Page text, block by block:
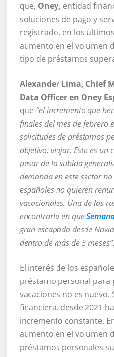
que, Oney, entidad
soluciones de pago y
registrado, en los
aumento en el volumen
tipo de préstamos
Alexander Lima, Chief
Data Officer en Oney
que “el incremento que
finales del mes de febrero
solicitudes de préstamos
objetivo: viajar. Esto es un
pesar de la subida
demanda en este sector
españoles no quieren
vacacionales. Una de las
encontrarla en que
gran escapada desde
dentro de más de 3 meses”.
El interés de los
préstamo personal para
vacaciones no es nuevo.
financiera, desde 2021
incremento constante.
aumento en el volumen
préstamos personales